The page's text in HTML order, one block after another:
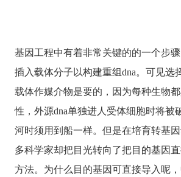
基因工程中有着非常关键的的一个步
插入载体分子以构建重组dna。可见选
载体作媒介物是要的，因为每种生物
性，外源dna单独进人受体细胞时将被
河时须用到船一样。但是在培育转基
多科学家却把目光转向了把目的基因
方法。为什么目的基因可直接导入呢